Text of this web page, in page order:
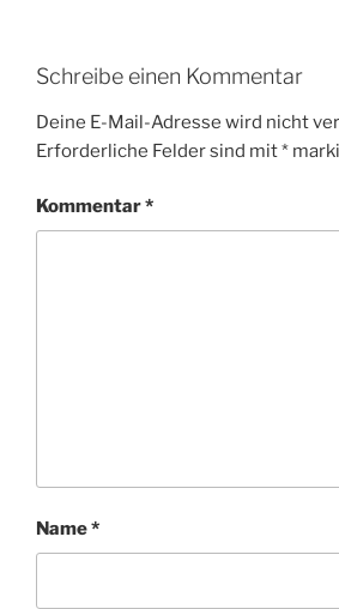
Schreibe einen Kommentar
Deine E-Mail-Adresse wird nicht
Erforderliche Felder sind mit*
Kommentar*
Name*